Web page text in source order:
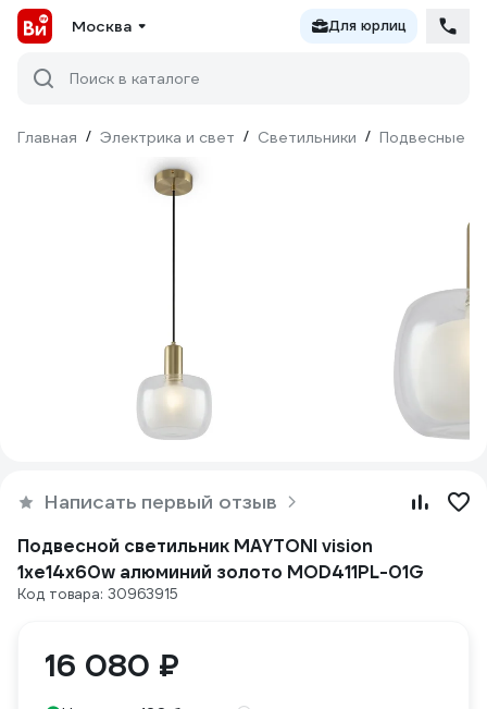
Москва Для юрлиц
Поиск в каталоге
Главная / Электрика и свет / Светильники / Подвесные
Написать первый отзыв
Подвесной светильник MAYTONI vision
1хe14x60w алюминий золото MOD411PL-01G
Код товара: 30963915
16 080 ₽